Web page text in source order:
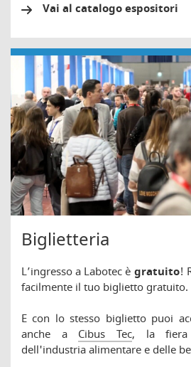
Vai al catalogo espositori
Biglietteria
L’ingresso a Labotec è gratuito!
facilmente il tuo biglietto gratuito.
E con lo stesso biglietto puoi
anche a Cibus Tec, la fiera
dell'industria alimentare e delle